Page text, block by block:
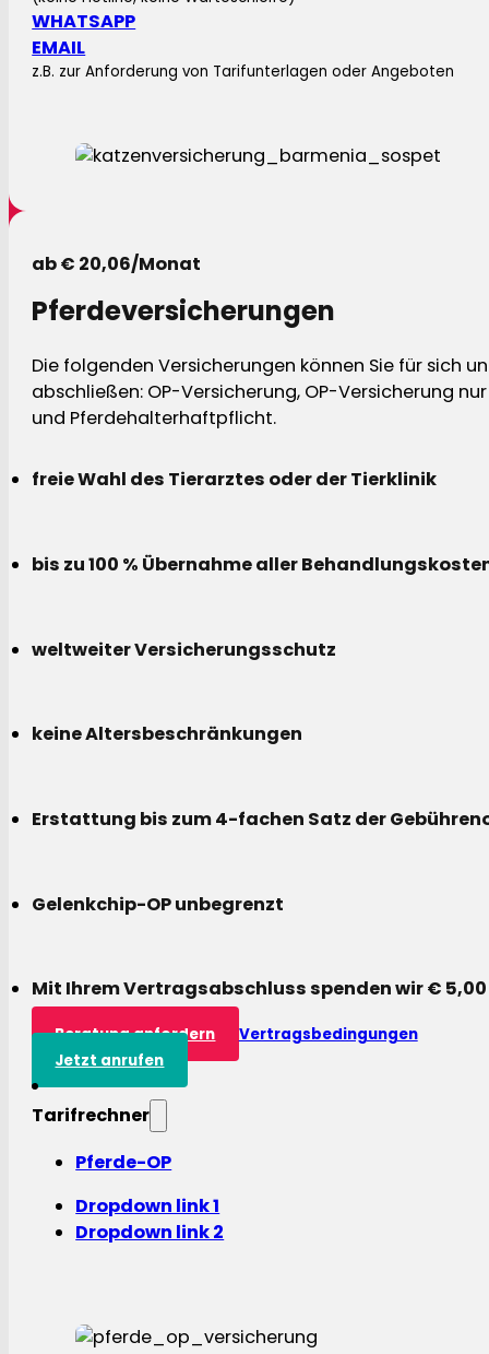
WHATSAPP
EMAIL
z.B. zur Anforderung von Tarifunterlagen oder Angeboten
ab € 20,06/Monat
Pferdeversicherungen
Die folgenden Versicherungen können Sie für sich
abschließen: OP-Versicherung, OP-Versicherung
und Pferdehalterhaftpflicht.
freie Wahl des Tierarztes oder der Tierklinik
bis zu 100 % Übernahme aller
weltweiter Versicherungsschutz
keine Altersbeschränkungen
Erstattung bis zum 4-fachen Satz der
Gelenkchip-OP unbegrenzt
Mit Ihrem Vertragsabschluss spenden wir €
Beratung anfordern
Vertragsbedingungen
Jetzt anrufen
Tarifrechner
Pferde-OP
Dropdown link 1
Dropdown link 2